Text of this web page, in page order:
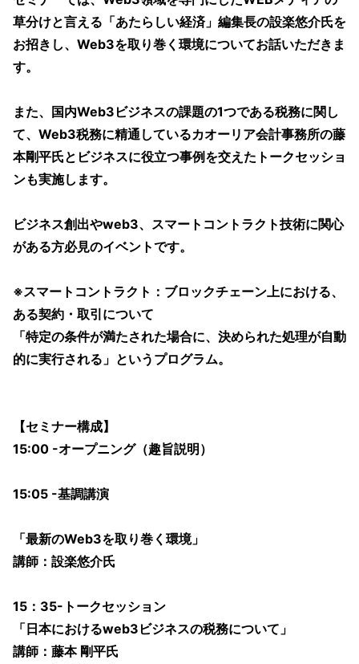
草分けと言える「あたらしい経済」編集長の設楽悠介氏を
お招きし、Web3を取り巻く環境についてお話いただきま
す。
また、国内Web3ビジネスの課題の1つである税務に関し
て、Web3税務に精通しているカオーリア会計事務所の藤
本剛平氏とビジネスに役立つ事例を交えたトークセッショ
ンも実施します。
ビジネス創出やweb3、スマートコントラクト技術に関心
がある方必見のイベントです。
※スマートコントラクト：ブロックチェーン上における、
ある契約・取引について
「特定の条件が満たされた場合に、決められた処理が自動
的に実行される」というプログラム。
【セミナー構成】
15:00 -オープニング（趣旨説明）
15:05 -基調講演
「最新のWeb3を取り巻く環境」
講師：設楽悠介氏
15：35-トークセッション
「日本におけるweb3ビジネスの税務について」
講師：藤本 剛平氏